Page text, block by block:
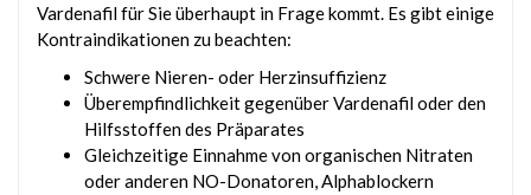
Vardenafil für Sie überhaupt in Frage kommt. Es gibt einige
Kontraindikationen zu beachten:
Schwere Nieren- oder Herzinsuffizienz
Überempfindlichkeit gegenüber Vardenafil oder den
Hilfsstoffen des Präparates
Gleichzeitige Einnahme von organischen Nitraten
oder anderen NO-Donatoren, Alphablockern